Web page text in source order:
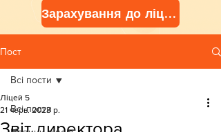
Зарахування до ліцею
Пост
Всі пости
Всі пости
Ліцей 5
21 черв. 2023 р.